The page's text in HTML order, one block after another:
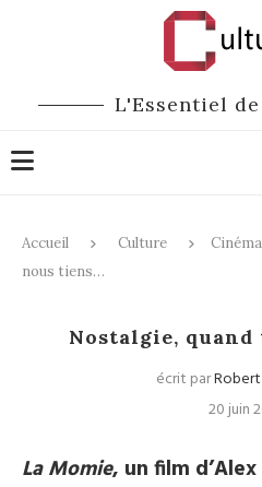
L'Essentiel
Accueil Culture Cinéma
nous tiens…
Nostalgie,
écrit par
20 juin
La Momie, un film